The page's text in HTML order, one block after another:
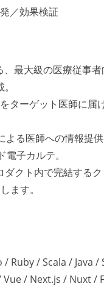
／効果検証
最大級の医療従事
ターゲット医師に
る医師への情報提
子カルテ。
クト内で完結する
ます。
Ruby / Scala / Java
Vue / Next.js / Nuxt /